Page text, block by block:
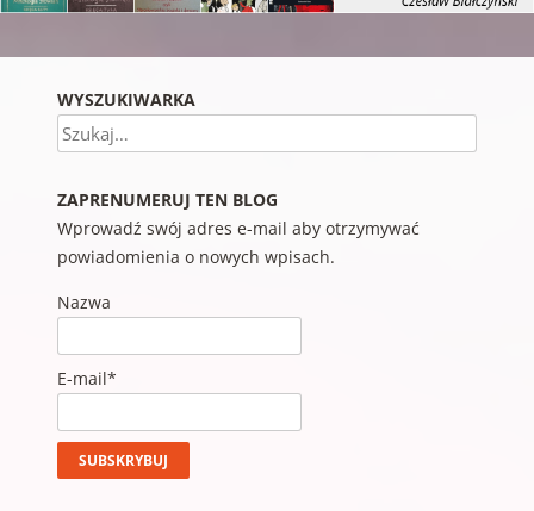
WYSZUKIWARKA
Szukaj
ZAPRENUMERUJ TEN BLOG
Wprowadź swój adres e-mail aby otrzymywać
powiadomienia o nowych wpisach.
Nazwa
E-mail*